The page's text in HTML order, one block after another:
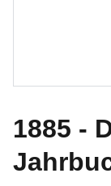
1885 -